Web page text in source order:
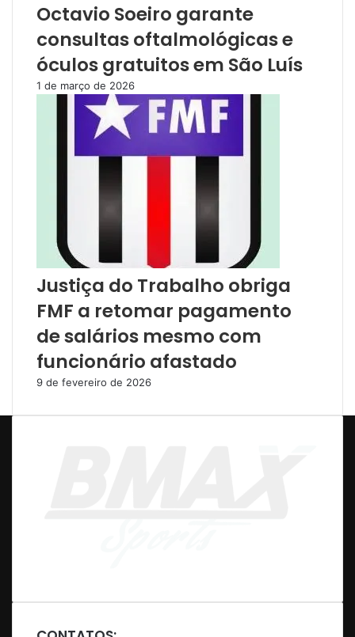
Octavio Soeiro garante
consultas oftalmológicas e
óculos gratuitos em São Luís
1 de março de 2026
Justiça do Trabalho obriga
FMF a retomar pagamento
de salários mesmo com
funcionário afastado
9 de fevereiro de 2026